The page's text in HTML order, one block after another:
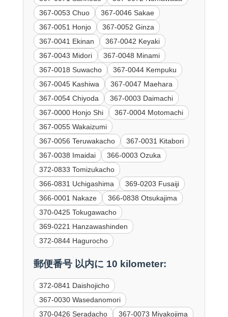
367-0053 Chuo
367-0046 Sakae
367-0051 Honjo
367-0052 Ginza
367-0041 Ekinan
367-0042 Keyaki
367-0043 Midori
367-0048 Minami
367-0018 Suwacho
367-0044 Kempuku
367-0045 Kashiwa
367-0047 Maehara
367-0054 Chiyoda
367-0003 Daimachi
367-0000 Honjo Shi
367-0004 Motomachi
367-0055 Wakaizumi
367-0056 Teruwakacho
367-0031 Kitabori
367-0038 Imaidai
366-0003 Ozuka
372-0833 Tomizukacho
366-0831 Uchigashima
369-0203 Fusaiji
366-0001 Nakaze
366-0838 Otsukajima
370-0425 Tokugawacho
369-0221 Hanzawashinden
372-0844 Hagurocho
郵便番号 以内に 10 kilometer:
372-0841 Daishojicho
367-0030 Wasedanomori
370-0426 Seradacho
367-0073 Miyakojima